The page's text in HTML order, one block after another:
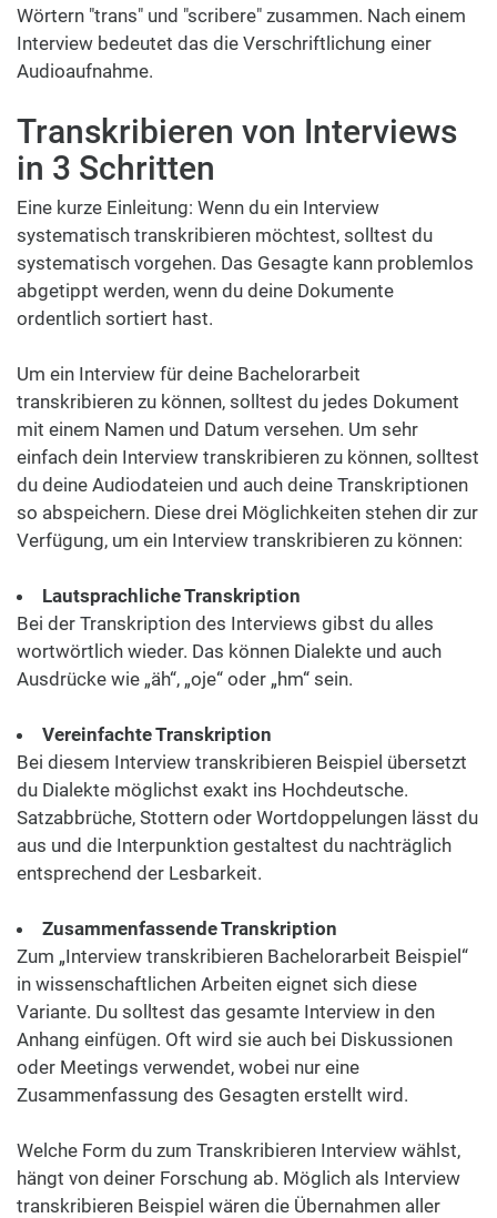
Wörtern "trans" und "scribere" zusammen. Nach einem
Interview bedeutet das die Verschriftlichung einer
Audioaufnahme.
Transkribieren von Interviews
in 3 Schritten
Eine kurze Einleitung: Wenn du ein Interview
systematisch transkribieren möchtest, solltest du
systematisch vorgehen. Das Gesagte kann problemlos
abgetippt werden, wenn du deine Dokumente
ordentlich sortiert hast.
Um ein Interview für deine Bachelorarbeit
transkribieren zu können, solltest du jedes Dokument
mit einem Namen und Datum versehen. Um sehr
einfach dein Interview transkribieren zu können, solltest
du deine Audiodateien und auch deine Transkriptionen
so abspeichern. Diese drei Möglichkeiten stehen dir zur
Verfügung, um ein Interview transkribieren zu können:
Lautsprachliche Transkription
Bei der Transkription des Interviews gibst du alles
wortwörtlich wieder. Das können Dialekte und auch
Ausdrücke wie „äh“, „oje“ oder „hm“ sein.
Vereinfachte Transkription
Bei diesem Interview transkribieren Beispiel übersetzt
du Dialekte möglichst exakt ins Hochdeutsche.
Satzabbrüche, Stottern oder Wortdoppelungen lässt du
aus und die Interpunktion gestaltest du nachträglich
entsprechend der Lesbarkeit.
Zusammenfassende Transkription
Zum „Interview transkribieren Bachelorarbeit Beispiel“
in wissenschaftlichen Arbeiten eignet sich diese
Variante. Du solltest das gesamte Interview in den
Anhang einfügen. Oft wird sie auch bei Diskussionen
oder Meetings verwendet, wobei nur eine
Zusammenfassung des Gesagten erstellt wird.
Welche Form du zum Transkribieren Interview wählst,
hängt von deiner Forschung ab. Möglich als Interview
transkribieren Beispiel wären die Übernahmen aller